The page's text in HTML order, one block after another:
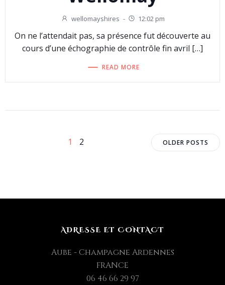
wellomayshires - 12:02 pm
On ne l’attendait pas, sa présence fut découverte au
cours d’une échographie de contrôle fin avril […]
READ MORE
Page
1 Page
2
Posts
OLDER POSTS
ADRESSE ET CONTACT
Aube - Champagne Ardennes
FRANCE
06 46 66 29 97